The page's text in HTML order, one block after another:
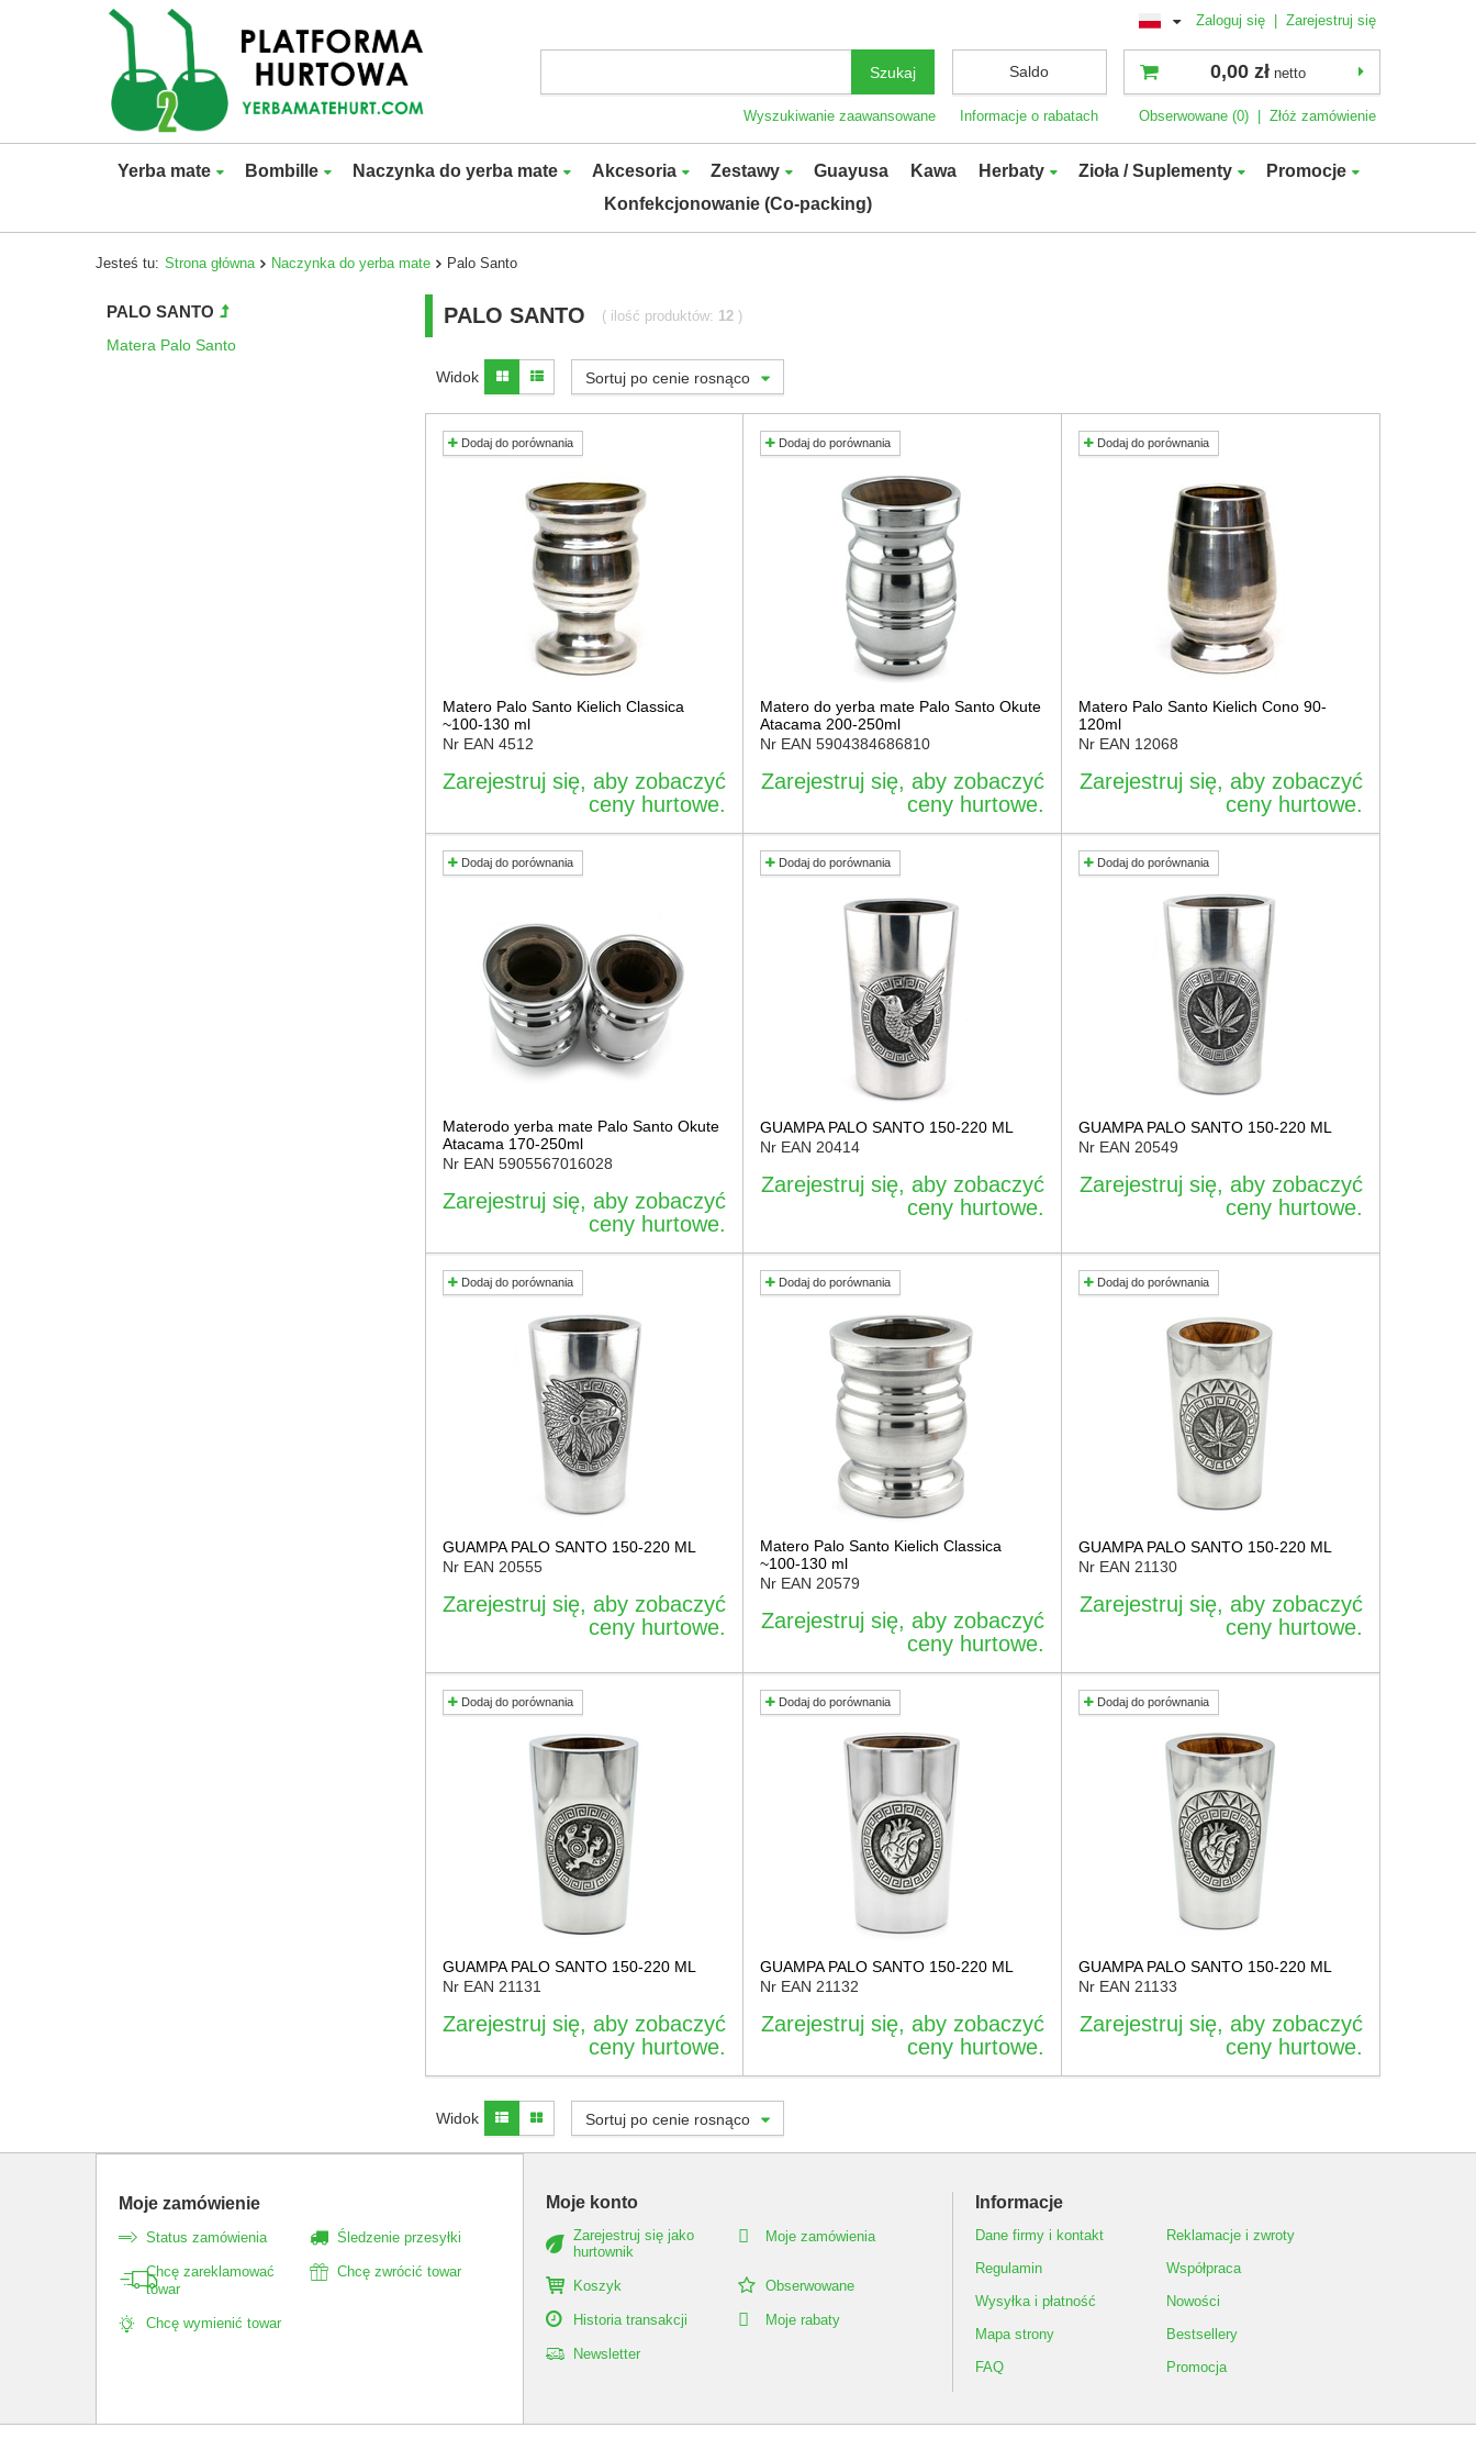
Zaloguj się | Zarejestruj się
Szukaj
Wyszukiwanie zaawansowane
Saldo
Informacje o rabatach
0,00 zł netto
Obserwowane (0) Złóż zamówienie
Yerba mate Bombille Naczynka do yerba mate Akcesoria Zestawy Guayusa Kawa Herbaty Zioła / Suplementy
Promocje
Konfekcjonowanie (Co-packing)
Jesteś tu: Strona główna Naczynka do yerba mate Palo Santo
PALO SANTO
Matera Palo Santo
PALO SANTO ( ilość produktów: 12 )
Widok Sortuj po cenie rosnąco
Dodaj do porównania
Matero Palo Santo Kielich Classica
~100-130 ml
Nr EAN 4512
Zarejestruj się, aby zobaczyć
ceny hurtowe.
Dodaj do porównania
Matero do yerba mate Palo Santo Okute
Atacama 200-250ml
Nr EAN 5904384686810
Zarejestruj się, aby zobaczyć
ceny hurtowe.
Dodaj do porównania
Matero Palo Santo Kielich Cono 90-
120ml
Nr EAN 12068
Zarejestruj się, aby zobaczyć
ceny hurtowe.
Dodaj do porównania
Materodo yerba mate Palo Santo Okute
Atacama 170-250ml
Nr EAN 5905567016028
Zarejestruj się, aby zobaczyć
ceny hurtowe.
Dodaj do porównania
GUAMPA PALO SANTO 150-220 ML
Nr EAN 20414
Zarejestruj się, aby zobaczyć
ceny hurtowe.
Dodaj do porównania
GUAMPA PALO SANTO 150-220 ML
Nr EAN 20549
Zarejestruj się, aby zobaczyć
ceny hurtowe.
Dodaj do porównania
GUAMPA PALO SANTO 150-220 ML
Nr EAN 20555
Zarejestruj się, aby zobaczyć
ceny hurtowe.
Dodaj do porównania
Matero Palo Santo Kielich Classica
~100-130 ml
Nr EAN 20579
Zarejestruj się, aby zobaczyć
ceny hurtowe.
Dodaj do porównania
GUAMPA PALO SANTO 150-220 ML
Nr EAN 21130
Zarejestruj się, aby zobaczyć
ceny hurtowe.
Dodaj do porównania
GUAMPA PALO SANTO 150-220 ML
Nr EAN 21131
Zarejestruj się, aby zobaczyć
ceny hurtowe.
Dodaj do porównania
GUAMPA PALO SANTO 150-220 ML
Nr EAN 21132
Zarejestruj się, aby zobaczyć
ceny hurtowe.
Dodaj do porównania
GUAMPA PALO SANTO 150-220 ML
Nr EAN 21133
Zarejestruj się, aby zobaczyć
ceny hurtowe.
Widok Sortuj po cenie rosnąco
Moje zamówienie
Status zamówienia Śledzenie przesyłki
Chcę zareklamować
towar
Chcę zwrócić towar
Chcę wymienić towar
Moje konto
Zarejestruj się jako
hurtownik
Moje zamówienia
Koszyk Obserwowane
Historia transakcji Moje rabaty
Newsletter
Informacje
Dane firmy i kontakt
Reklamacje i zwroty
Regulamin
Współpraca
Wysyłka i płatność
Nowości
Mapa strony
Bestsellery
FAQ
Promocja